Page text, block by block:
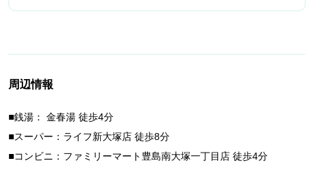
周辺情報
■銭湯： 金春湯 徒歩4分
■スーパー：ライフ新大塚店 徒歩8分
■コンビニ：ファミリーマート豊島南大塚一丁目店 徒歩4分